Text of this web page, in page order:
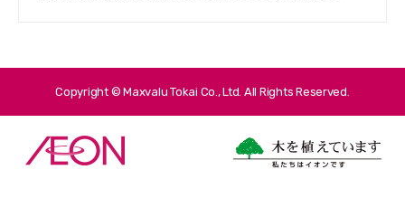
Copyright © Maxvalu Tokai Co., Ltd. All Rights Reserved.